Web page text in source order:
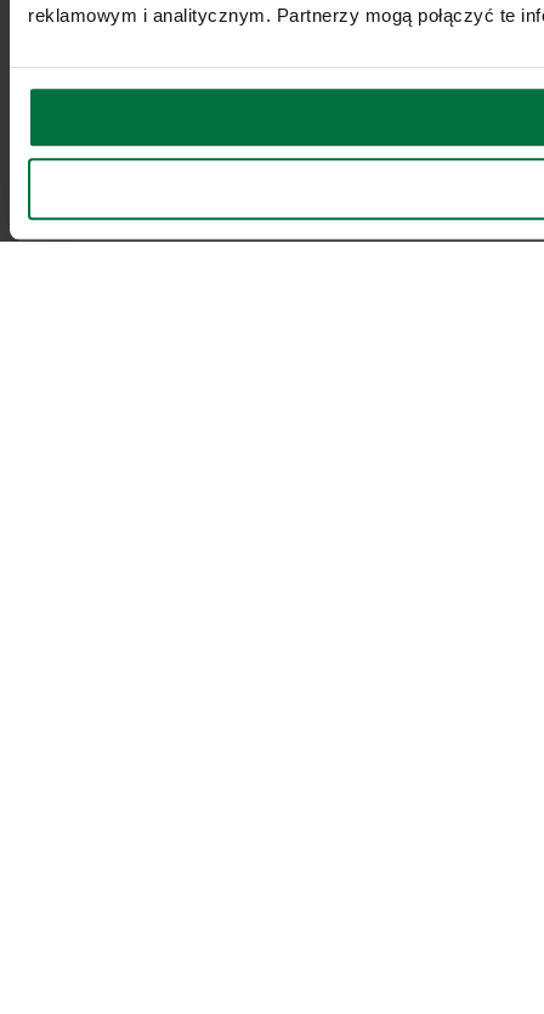
reklamowym i analitycznym. Partnerzy mogą połączyć te